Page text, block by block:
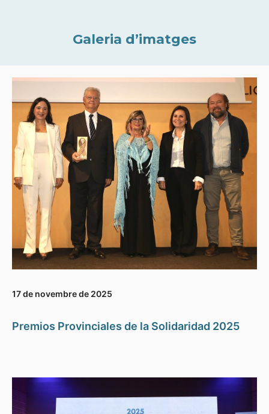
Galeria d’imatges
17 de novembre de 2025
Premios Provinciales de la Solidaridad 2025